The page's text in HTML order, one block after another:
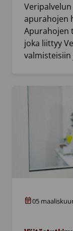
apurahojen
Apurahojen
joka liittyy
05